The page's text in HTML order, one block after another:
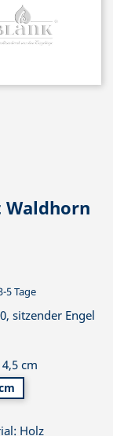
5 Tage
sitzender Engel
cm
Holz